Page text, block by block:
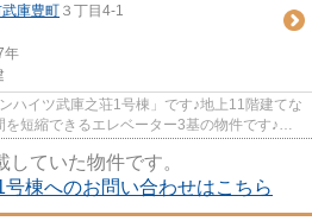
武庫豊町 ３丁目4-1
年
ハイツ武庫之荘1号棟」です♪地上11階建てな
短縮できるエレベーター3基の物件です♪こ
していた物件です。
棟へのお問い合わせはこちら